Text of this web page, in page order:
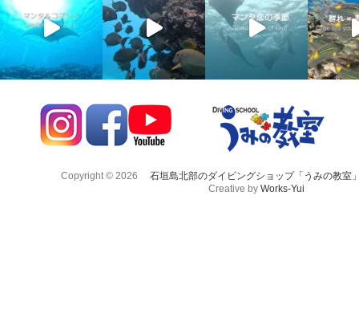
Copyright © 2026
石垣島北部のダイビングショップ「うみの教室
Creative by Works-Yui